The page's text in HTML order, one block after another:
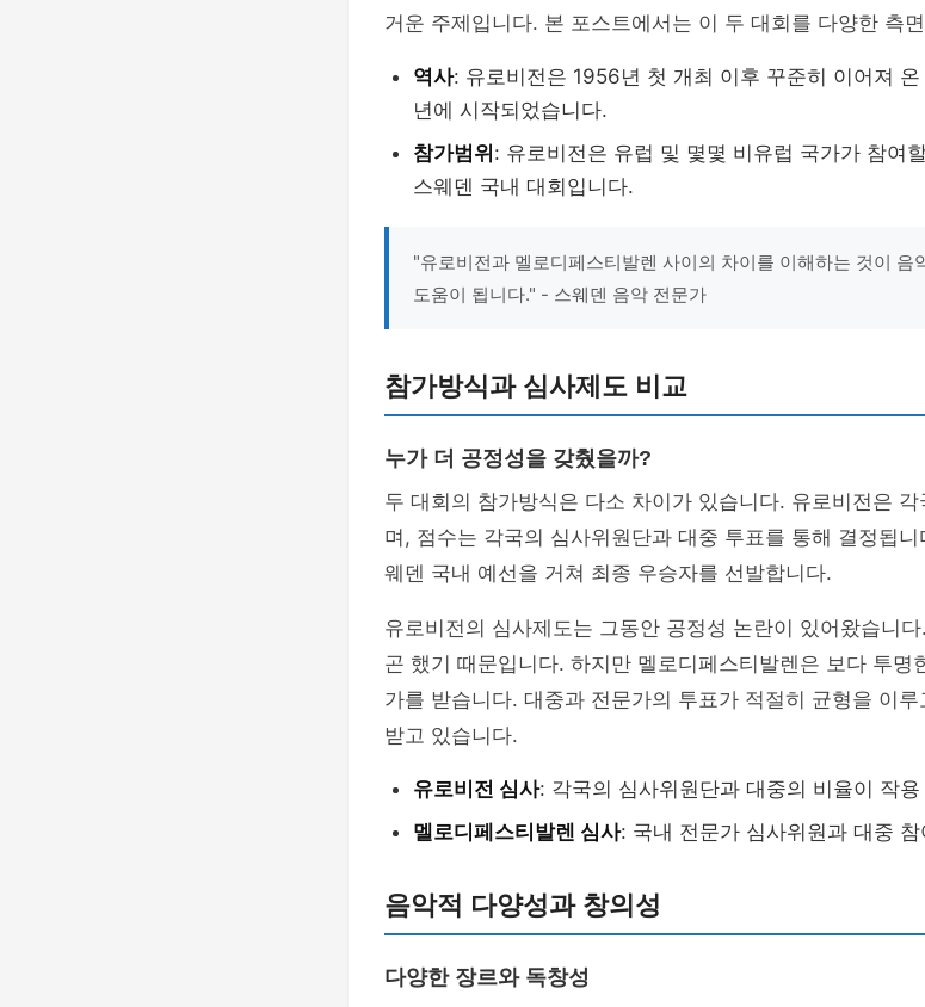
거운 주제입니다. 본 포스트에서는 이 두 대회를 다양한 측
역사: 유로비전은 1956년 첫 개최 이후 꾸준히 이어져
년에 시작되었습니다.
참가범위 : 유로비전은 유럽 및 몇몇 비유럽 국가가 참여
스웨덴 국내 대회입니다.
"유로비전과 멜로디페스티발렌 사이의 차이를 이해하는 것이 음
도움이 됩니다." - 스웨덴 음악 전문가
참가방식과 심사제도 비교
누가 더 공정성을 갖췄을까?
두 대회의 참가방식은 다소 차이가 있습니다. 유로비전은
며, 점수는 각국의 심사위원단과 대중 투표를 통해 결정됩
웨덴 국내 예선을 거쳐 최종 우승자를 선발합니다.
유로비전의 심사제도는 그동안 공정성 논란이 있어왔습니
곤 했기 때문입니다. 하지만 멜로디페스티발렌은 보다 투명
가를 받습니다. 대중과 전문가의 투표가 적절히 균형을 이
받고 있습니다.
유로비전 심사: 각국의 심사위원단과 대중의 비율이 작용
멜로디페스티발렌 심사: 국내 전문가 심사위원과 대중
음악적 다양성과 창의성
다양한 장르와 독창성